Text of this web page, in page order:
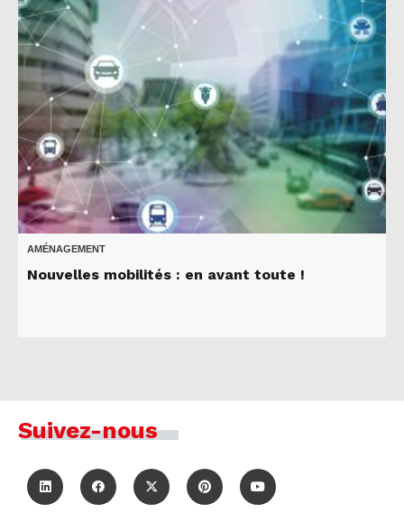
AMÉNAGEMENT
Nouvelles mobilités : en avant toute !
Suivez-nous